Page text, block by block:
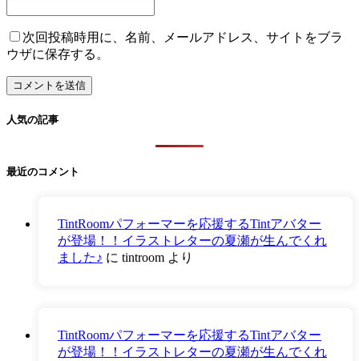
次回投稿時用に、名前、メールアドレス、サイトをブラ
ウザに保存する。
人気の記事
最近のコメント
TintRoomパフォーマーを応援するTintアバター
が登場！！イラストレターの夏瀬が生んでくれ
ました♪ に tintroom より
TintRoomパフォーマーを応援するTintアバター
が登場！！イラストレターの夏瀬が生んでくれ